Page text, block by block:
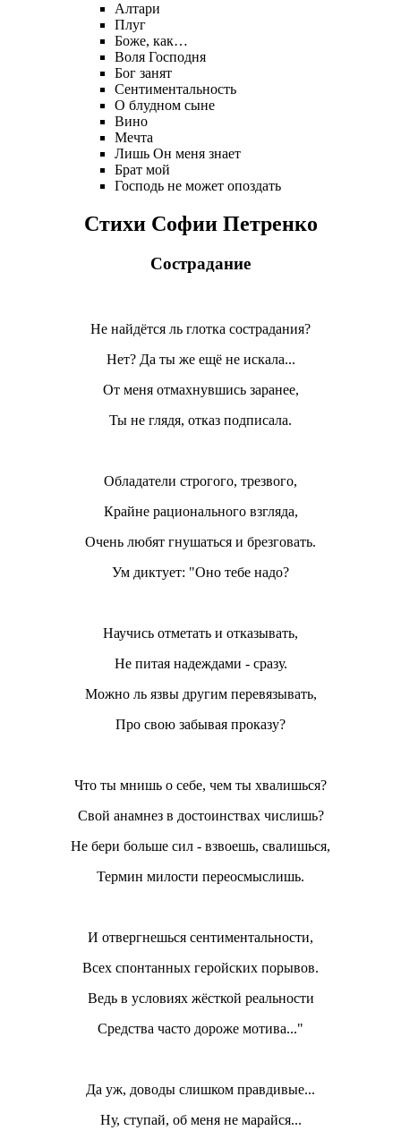
Алтари
Плуг
Боже, как…
Воля Господня
Бог занят
Сентиментальность
О блудном сыне
Вино
Мечта
Лишь Он меня знает
Брат мой
Господь не может опоздать
Стихи Софии Петренко
Сострадание
Не найдётся ль глотка сострадания?
Нет? Да ты же ещё не искала...
От меня отмахнувшись заранее,
Ты не глядя, отказ подписала.
Обладатели строгого, трезвого,
Крайне рационального взгляда,
Очень любят гнушаться и брезговать.
Ум диктует: "Оно тебе надо?
Научись отметать и отказывать,
Не питая надеждами - сразу.
Можно ль язвы другим перевязывать,
Про свою забывая проказу?
Что ты мнишь о себе, чем ты хвалишься?
Свой анамнез в достоинствах числишь?
Не бери больше сил - взвоешь, свалишься,
Термин милости переосмыслишь.
И отвергнешься сентиментальности,
Всех спонтанных геройских порывов.
Ведь в условиях жёсткой реальности
Средства часто дороже мотива..."
Да уж, доводы слишком правдивые...
Ну, ступай, об меня не марайся...